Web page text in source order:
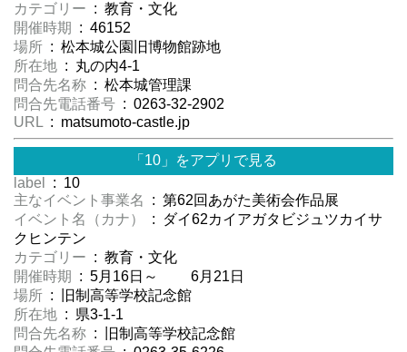
カテゴリー : 教育・文化
開催時期
: 46152
場所 : 松本城公園旧博物館跡地
所在地 : 丸の内4-1
問合先名称 : 松本城管理課
問合先電話番号 : 0263-32-2902
URL : matsumoto-castle.jp
「10」をアプリで見る
label
: 10
主なイベント事業名
: 第62回あがた美術会作品展
イベント名（カナ）
: ダイ62カイアガタビジュツカイサ
クヒンテン
カテゴリー : 教育・文化
開催時期
: 5月16日～ 6月21日
場所 : 旧制高等学校記念館
所在地 : 県3-1-1
問合先名称 : 旧制高等学校記念館